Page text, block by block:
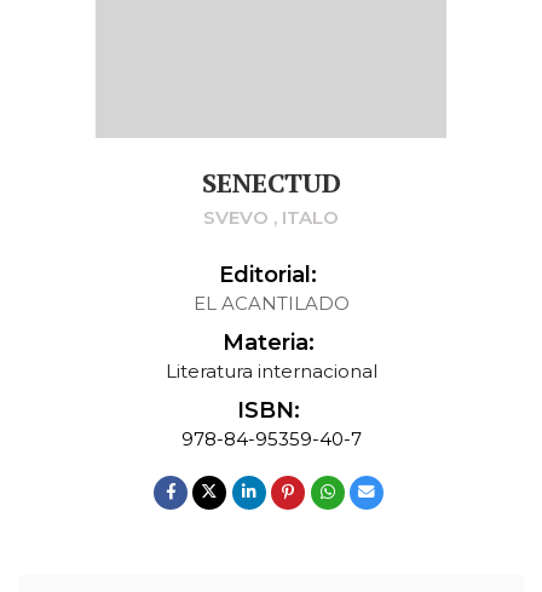
SENECTUD
SVEVO , ITALO
Editorial:
EL ACANTILADO
Materia:
Literatura internacional
ISBN:
978-84-95359-40-7